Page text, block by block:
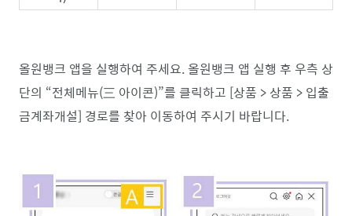
올원뱅크 앱을 실행하여 주세요. 올원뱅크 앱 실행 후 우측 상
단의 “전체메뉴(三 아이콘)”를 클릭하고 [상품 > 상품 > 입출
금계좌개설] 경로를 찾아 이동하여 주시기 바랍니다.